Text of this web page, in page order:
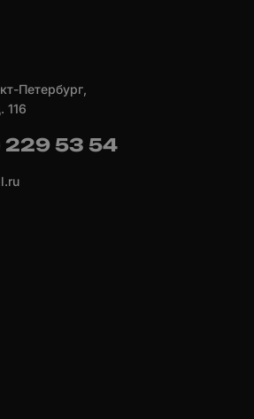
Петербург,
116
229 53 54